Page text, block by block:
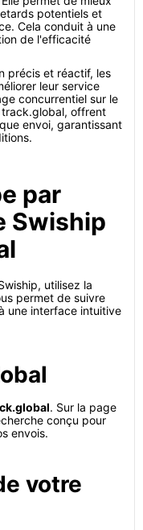
potentiels et
Cela conduit à une
de l'efficacité
précis et réactif, les
leur service
concurrentiel sur le
track.global, offrent
envoi, garantissant
par
Swiship
utilisez la
permet de suivre
une interface intuitive
. Sur la page
conçu pour
envois.
votre